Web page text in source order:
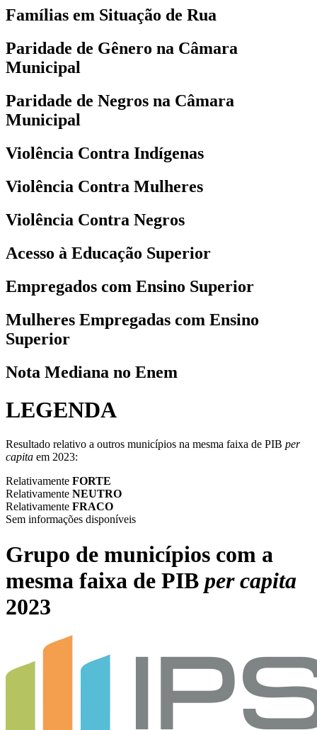
Famílias em Situação de Rua
Paridade de Gênero na Câmara
Municipal
Paridade de Negros na Câmara
Municipal
Violência Contra Indígenas
Violência Contra Mulheres
Violência Contra Negros
Acesso à Educação Superior
Empregados com Ensino Superior
Mulheres Empregadas com Ensino
Superior
Nota Mediana no Enem
LEGENDA
Resultado relativo a outros municípios na mesma faixa de PIB per
capita em 2023:
Relativamente FORTE
Relativamente NEUTRO
Relativamente FRACO
Sem informações disponíveis
Grupo de municípios com a
mesma faixa de PIB per capita
2023